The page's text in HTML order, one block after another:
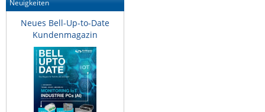
Riello UPS
Server Technology
Siretta
SIRIO Antenne
Sunbird
Tactical Software
Neuigkeiten
Neues Bell-Up-to-Date
Kundenmagazin